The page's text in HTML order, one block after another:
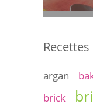
argan
brick